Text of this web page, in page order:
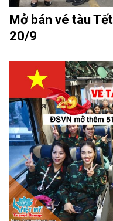
Mở bán vé tàu
20/9